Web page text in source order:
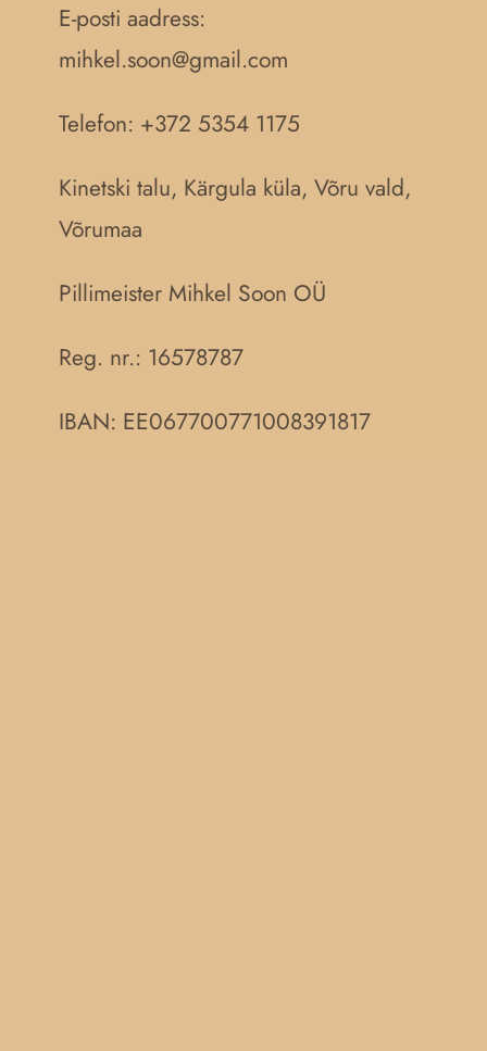
E-posti aadress:
mihkel.soon@gmail.com
Telefon: +372 5354 1175
Kinetski talu, Kärgula küla, Võru vald,
Võrumaa
Pillimeister Mihkel Soon OÜ
Reg. nr.: 16578787
IBAN: EE067700771008391817